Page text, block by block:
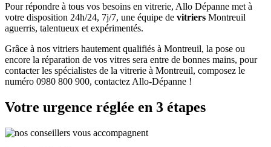
Pour répondre à tous vos besoins en vitrerie, Allo Dépanne met à
votre disposition 24h/24, 7j/7, une équipe de vitriers Montreuil
aguerris, talentueux et expérimentés.
Grâce à nos vitriers hautement qualifiés à Montreuil, la pose ou
encore la réparation de vos vitres sera entre de bonnes mains, pour
contacter les spécialistes de la vitrerie à Montreuil, composez le
numéro 0980 800 900, contactez Allo-Dépanne !
Votre urgence réglée en 3 étapes